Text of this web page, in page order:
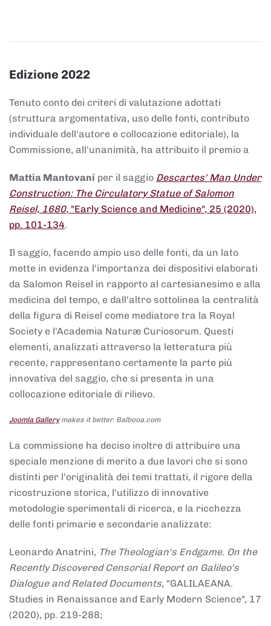
Edizione 2022
Tenuto conto dei criteri di valutazione adottati
(struttura argomentativa, uso delle fonti, contributo
individuale dell'autore e collocazione editoriale), la
Commissione, all'unanimità, ha attribuito il premio a
Mattia Mantovani per il saggio Descartes' Man Under
Construction: The Circulatory Statue of Salomon
Reisel, 1680, "Early Science and Medicine", 25 (2020),
pp. 101-134.
Il saggio, facendo ampio uso delle fonti, da un lato
mette in evidenza l'importanza dei dispositivi elaborati
da Salomon Reisel in rapporto al cartesianesimo e alla
medicina del tempo, e dall'altro sottolinea la centralità
della figura di Reisel come mediatore tra la Royal
Society e l'Academia Naturæ Curiosorum. Questi
elementi, analizzati attraverso la letteratura più
recente, rappresentano certamente la parte più
innovativa del saggio, che si presenta in una
collocazione editoriale di rilievo.
Joomla Gallerymakes it better. Balbooa.com
La commissione ha deciso inoltre di attribuire una
speciale menzione di merito a due lavori che si sono
distinti per l'originalità dei temi trattati, il rigore della
ricostruzione storica, l'utilizzo di innovative
metodologie sperimentali di ricerca, e la ricchezza
delle fonti primarie e secondarie analizzate:
Leonardo Anatrini, The Theologian's Endgame. On the
Recently Discovered Censorial Report on Galileo's
Dialogue and Related Documents, "GALILAEANA.
Studies in Renaissance and Early Modern Science", 17
(2020), pp. 219-288;